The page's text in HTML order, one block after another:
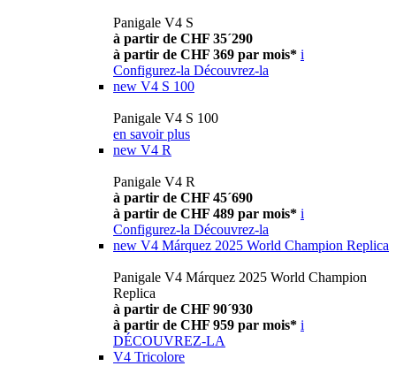
Panigale V4 S
à partir de CHF 35´290
à partir de CHF 369 par mois* i
Configurez-la Découvrez-la
new V4 S 100
Panigale V4 S 100
en savoir plus
new V4 R
Panigale V4 R
à partir de CHF 45´690
à partir de CHF 489 par mois* i
Configurez-la Découvrez-la
new V4 Márquez 2025 World Champion Replica
Panigale V4 Márquez 2025 World Champion
Replica
à partir de CHF 90´930
à partir de CHF 959 par mois* i
DÉCOUVREZ-LA
V4 Tricolore